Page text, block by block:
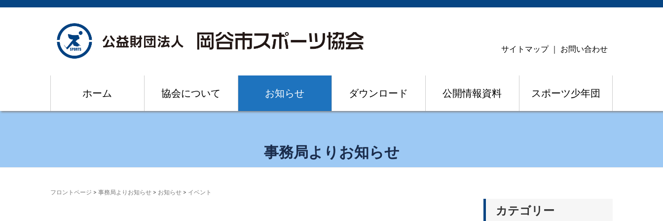
サイトマップ ｜ お問い合わせ
ホーム 協会について お知らせ ダウンロード 公開情報資料 スポーツ少年団
事務局よりお知らせ
フロントページ > 事務局よりお知らせ > お知らせ > イベント
カテゴリー